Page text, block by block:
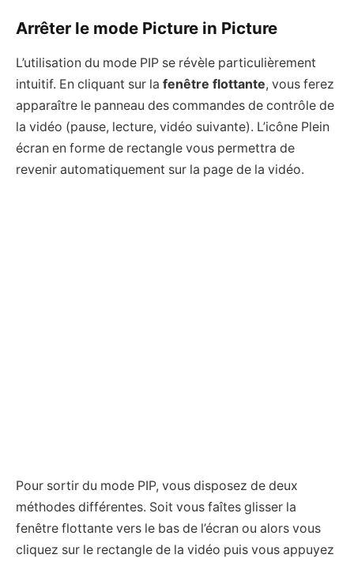
Arrêter le mode Picture in Picture
L’utilisation du mode PIP se révèle particulièrement
intuitif. En cliquant sur la fenêtre flottante, vous ferez
apparaître le panneau des commandes de contrôle de
la vidéo (pause, lecture, vidéo suivante). L’icône Plein
écran en forme de rectangle vous permettra de
revenir automatiquement sur la page de la vidéo.
Pour sortir du mode PIP, vous disposez de deux
méthodes différentes. Soit vous faîtes glisser la
fenêtre flottante vers le bas de l’écran ou alors vous
cliquez sur le rectangle de la vidéo puis vous appuyez